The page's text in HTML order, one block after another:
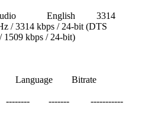
Audio English 3314
3314 kbps / 24-bit (DTS
1509 kbps / 24-bit)
Bitrate
------- -----------